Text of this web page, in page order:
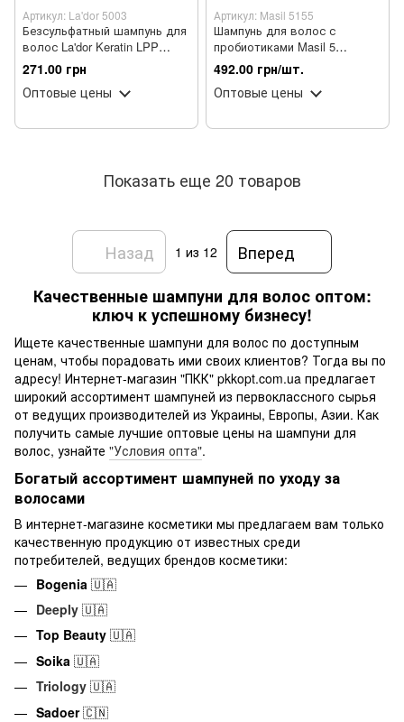
Артикул: La'dor 5003
Безсульфатный шампунь для
волос La'dor Keratin LPP
Shampoo кератиновый 150
мл
271.00 грн
Оптовые цены
Артикул: Masil 5155
Шампунь для волос с
пробиотиками Masil 5
Probiotics Perfect Volume
Shampoo безсульфатный 300
мл
492.00 грн/шт.
Оптовые цены
Показать еще 20 товаров
Назад 1 из 12
Вперед
Качественные шампуни для волос оптом:
ключ к успешному бизнесу!
Ищете качественные шампуни для волос по доступным
ценам, чтобы порадовать ими своих клиентов? Тогда вы по
адресу! Интернет-магазин "ПКК" pkkopt.com.ua предлагает
широкий ассортимент шампуней из первоклассного сырья
от ведущих производителей из Украины, Европы, Азии. Как
получить самые лучшие оптовые цены на шампуни для
волос, узнайте "Условия опта".
Богатый ассортимент шампуней по уходу за
волосами
В интернет-магазине косметики мы предлагаем вам только
качественную продукцию от известных среди
потребителей, ведущих брендов косметики:
Bogenia 🇺🇦
Deeply 🇺🇦
Top Beauty 🇺🇦
Soika 🇺🇦
Triology 🇺🇦
Sadoer 🇨🇳